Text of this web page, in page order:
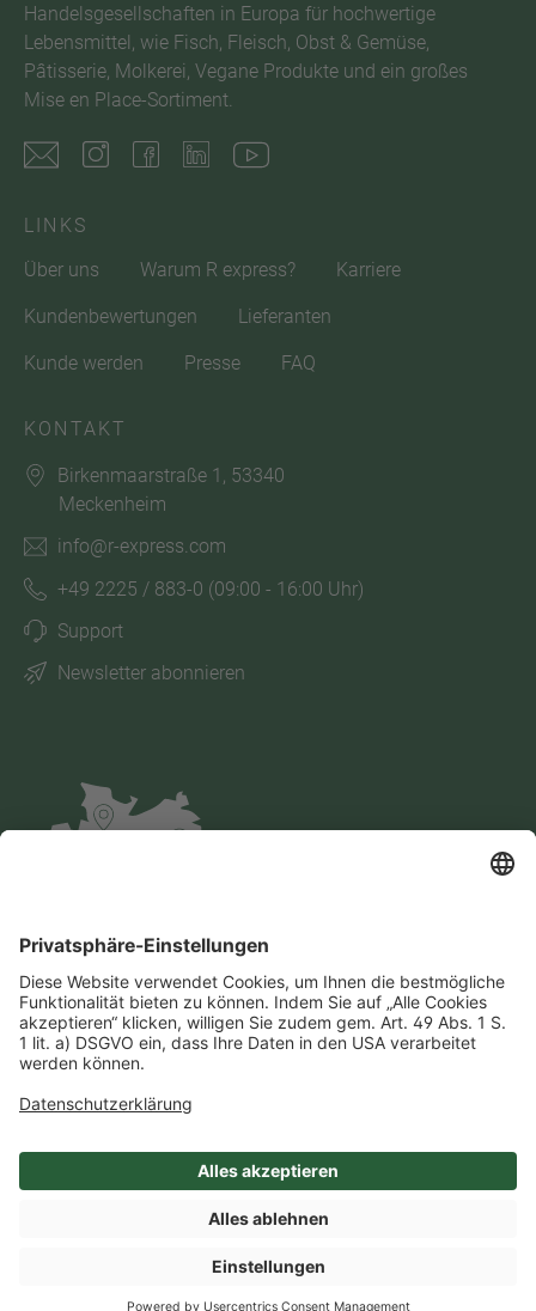
Handelsgesellschaften in Europa für hochwertige
Lebensmittel, wie Fisch, Fleisch, Obst & Gemüse,
Pâtisserie, Molkerei, Vegane Produkte und ein großes
Mise en Place-Sortiment.
LINKS
Über uns
Warum R express? Karriere
Kundenbewertungen Lieferanten
Kunde werden Presse FAQ
KONTAKT
Birkenmaarstraße 1, 53340
Meckenheim
info@r-express.com
+49 2225 / 883-0 (09:00 - 16:00 Uhr)
Support
Newsletter abonnieren
Impressum Datenschutz
AGB
Cookie-Einstellungen
Compliance